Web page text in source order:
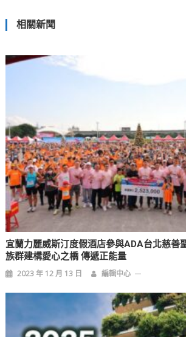
導
覽
相關新聞
宜蘭力麗威斯汀度假酒店參與ADA台北慈善
族群建構愛心之橋 傳遞正能量
2023 年 12 月 13 日 編輯中心